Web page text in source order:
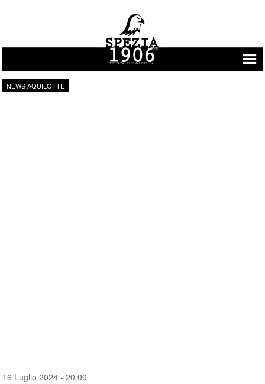
Vai al contenuto
NEWS AQUILOTTE
16 Luglio 2024 - 20:09